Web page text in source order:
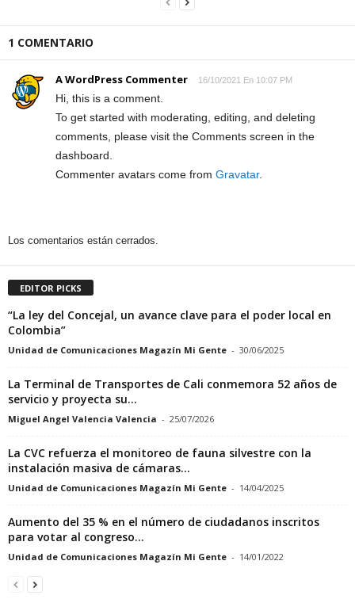
1 COMENTARIO
A WordPress Commenter 16/10/2021 En 10:07 PM
Hi, this is a comment.
To get started with moderating, editing, and deleting
comments, please visit the Comments screen in the
dashboard.
Commenter avatars come from Gravatar.
Los comentarios están cerrados.
EDITOR PICKS
“La ley del Concejal, un avance clave para el poder local en
Colombia”
Unidad de Comunicaciones Magazín Mi Gente - 30/06/2025
La Terminal de Transportes de Cali conmemora 52 años de
servicio y proyecta su...
Miguel Angel Valencia Valencia - 25/07/2026
La CVC refuerza el monitoreo de fauna silvestre con la
instalación masiva de cámaras...
Unidad de Comunicaciones Magazín Mi Gente - 14/04/2025
Aumento del 35 % en el número de ciudadanos inscritos
para votar al congreso...
Unidad de Comunicaciones Magazín Mi Gente - 14/01/2022